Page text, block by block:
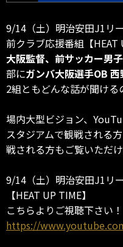
9/14（土）明治安田J1リ
前クラブ応援番組【
大阪監督、前サッカー男
部にガンバ大阪選手OB
2組ともどんな話が聞ける
場内大型ビジョン、
スタジアムで観戦される
戦される方もご覧いただ
9/14（土）明治安田J1リ
【HEAT UP TIME】
こちらよりご視聴下さい！
https://